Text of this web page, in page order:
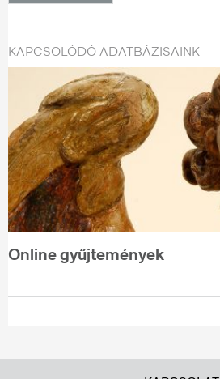
KAPCSOLÓDÓ ADATBÁZISAINK
Online gyűjtemények